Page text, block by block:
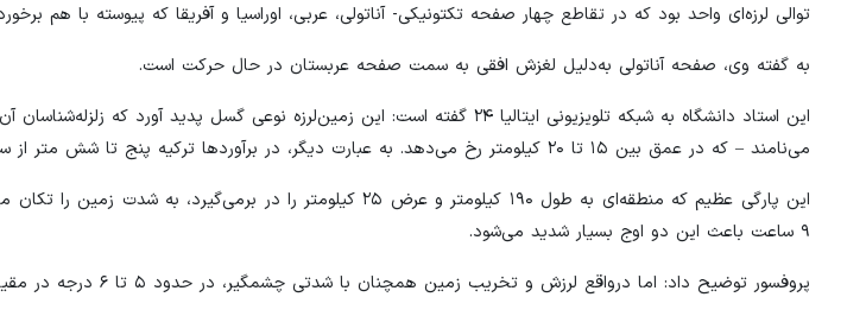
توالی لرزه‌ای واحد بود که در تقاطع چهار صفحه تکتونیکی‌- آناتولی، عربی، اوراسیا و آفریقا که پیوسته با هم
به گفته وی، صفحه آناتولی به‌دلیل لغزش افقی به سمت صفحه عربستان در حال حرکت است.
این استاد دانشگاه به شبکه تلویزیونی ایتالیا ۲۴ گفته است: این زمین‌لرزه نوعی گسل پدید
می‌نامند – که در عمق بین ۱۵ تا ۲۰ کیلومتر رخ می‌دهد. به عبارت دیگر، در برآوردها ترکیه پنج تا شش متر از سوریه جدا شده است.
این پارگی عظیم که منطقه‌ای به طول ۱۹۰ کیلومتر و عرض ۲۵ کیلومتر را در
۹ ساعت باعث این دو اوج بسیار شدید می‌شود.
پروفسور توضیح داد: اما درواقع لرزش و تخریب زمین همچنان با شدتی چشمگیر، در حدود ۵ تا ۶ درجه در مقیاس ریشتر ادامه یافت.